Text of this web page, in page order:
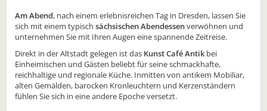
Am Abend, nach einem erlebnisreichen Tag in Dresden, lassen Sie
sich mit einem typisch sächsischen Abendessenverwöhnen und
unternehmen Sie mit Ihren Augen eine spannende Zeitreise.
Direkt in der Altstadt gelegen ist das Kunst Café Antik bei
Einheimischen und Gästen beliebt für seine schmackhafte,
reichhaltige und regionale Küche. Inmitten von antikem Mobiliar,
alten Gemälden, barocken Kronleuchtern und Kerzenständern
fühlen Sie sich in eine andere Epoche versetzt.